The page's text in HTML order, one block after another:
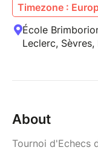
Timezone :
École
Leclerc, Sèvres,
About
Tournoi d'Echecs